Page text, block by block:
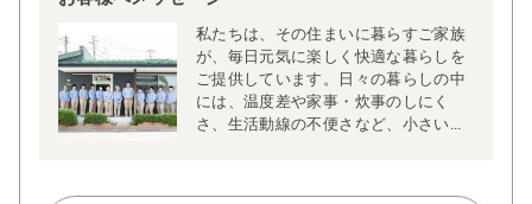
私たちは、その住まいに暮らすご家族
が、毎日元気に楽しく快適な暮らしを
ご提供しています。日々の暮らしの中
には、温度差や家事・炊事のしにく
さ、生活動線の不便さなど、小さいな
石工務店の家づくりは、そんな「小さ